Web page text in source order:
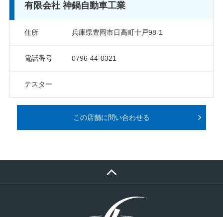
有限会社 神鍋自動車工業
住所 兵庫県豊岡市日高町十戸98-1
電話番号 0796-44-0321
テスター
この店舗に問い合わせる